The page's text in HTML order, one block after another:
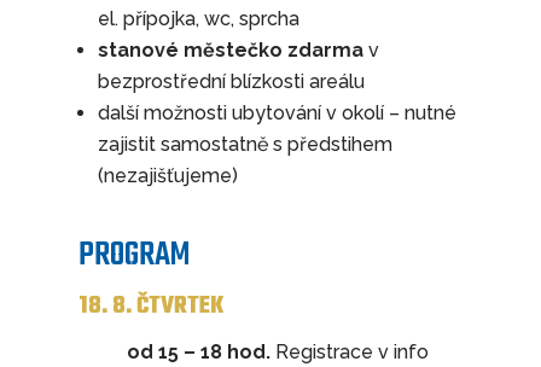
el. přípojka, wc, sprcha
stanové městečko zdarmav
bezprostřední blízkosti areálu
další možnosti ubytování v okolí – nutné
zajistit samostatně s předstihem
(nezajišťujeme)
PROGRAM
18. 8. ČTVRTEK
od 15 – 18 hod. Registrace v info